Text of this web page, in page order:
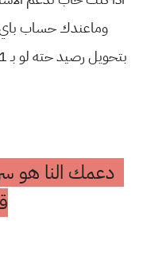
وماعندك حساب باي
دعمك النا هو